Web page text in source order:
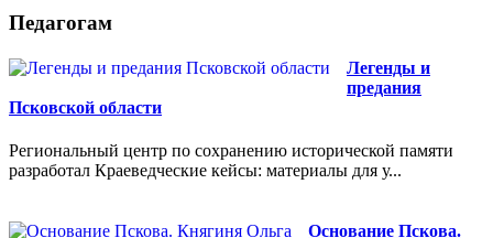
Педагогам
Легенды и
предания
Псковской области
Региональный центр по сохранению исторической памяти
разработал Краеведческие кейсы: материалы для у...
Основание Пскова.